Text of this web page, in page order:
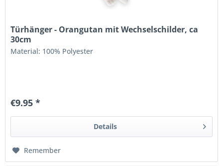
Türhänger - Orangutan mit Wechselschilder, ca
30cm
Material: 100% Polyester
€9.95 *
Details
Remember